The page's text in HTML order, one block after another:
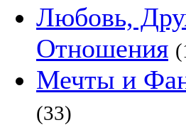
Любовь,
Отношения
Мечты и
(33)